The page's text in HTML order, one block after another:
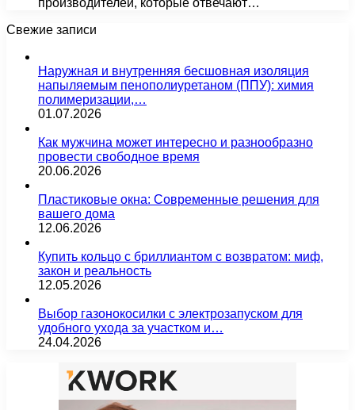
Свежие записи
Наружная и внутренняя бесшовная изоляция
напыляемым пенополиуретаном (ППУ): химия
полимеризации,…
01.07.2026
Как мужчина может интересно и разнообразно
провести свободное время
20.06.2026
Пластиковые окна: Современные решения для
вашего дома
12.06.2026
Купить кольцо с бриллиантом с возвратом: миф,
закон и реальность
12.05.2026
Выбор газонокосилки с электрозапуском для
удобного ухода за участком и…
24.04.2026